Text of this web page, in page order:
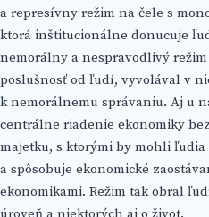
a represívny režim na čele s
ktorá inštitucionálne donucuje
nemorálny a nespravodlivý
poslušnosť od ľudí, vyvolával v
k nemorálnemu správaniu. Aj u
centrálne riadenie ekonomiky
majetku, s ktorými by mohli
a spôsobuje ekonomické
ekonomikami. Režim tak obral
úroveň a niektorých aj o život.